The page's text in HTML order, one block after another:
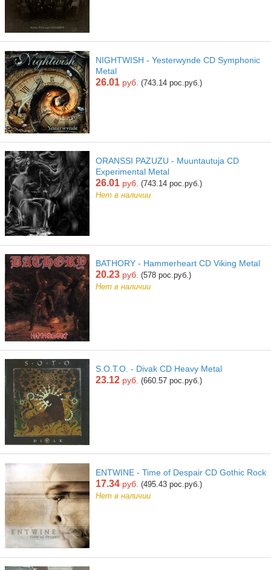
NIGHTWISH - Yesterwynde CD Symphonic
Metal
26.01 руб. (743.14 рос.руб.)
ORANSSI PAZUZU - Muuntautuja CD
Experimental Metal
26.01 руб. (743.14 рос.руб.)
Нет в наличии
BATHORY - Hammerheart CD Viking Metal
20.23 руб. (578 рос.руб.)
Нет в наличии
S.O.T.O. - Divak CD Heavy Metal
23.12 руб. (660.57 рос.руб.)
ENTWINE - Time of Despair CD Gothic Rock
17.34 руб. (495.43 рос.руб.)
Нет в наличии